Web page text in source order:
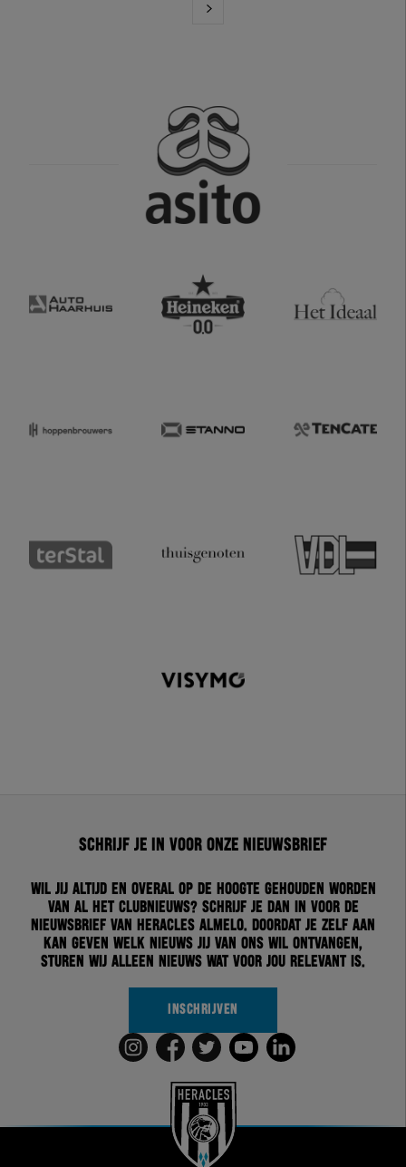
Schrijf je in voor onze nieuwsbrief
Wil jij altijd en overal op de hoogte gehouden worden
van al het clubnieuws? Schrijf je dan in voor de
nieuwsbrief van Heracles Almelo. Doordat je zelf aan
kan geven welk nieuws jij van ons wil ontvangen,
sturen wij alleen nieuws wat voor jou relevant is.
INSCHRIJVEN